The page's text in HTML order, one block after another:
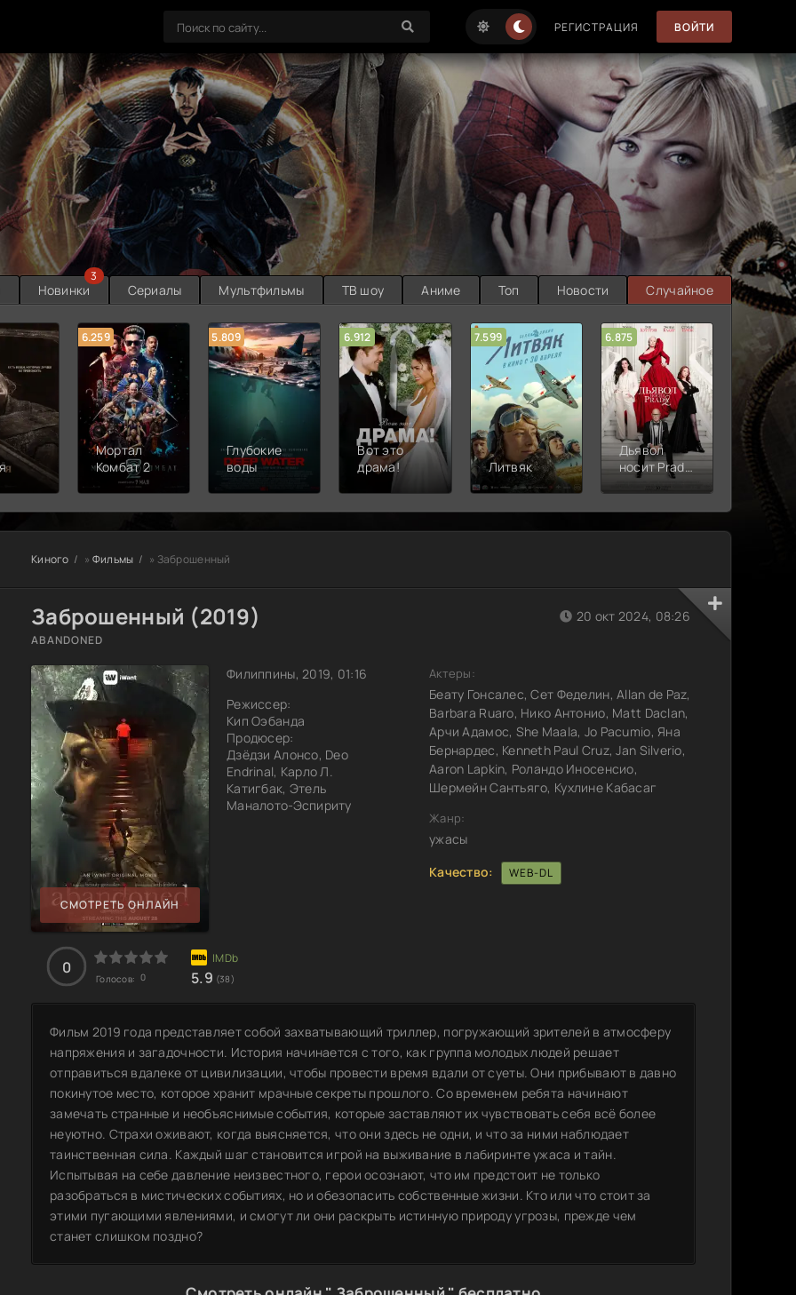
РЕГИСТРАЦИЯ ВОЙТИ
Новинки
3
Сериалы Мультфильмы ТВ шоу Аниме Топ Новости Случайное
6.259
Мортал
Комбат 2
5.809
Глубокие
воды
6.912
Вот это
драма!
7.599
Литвяк
6.875
Дьявол
носит Prada
2
6.314
Киного » Фильмы » Заброшенный
Заброшенный (2019)
ABANDONED
СМОТРЕТЬ ОНЛАЙН
Филиппины, 2019, 01:16
Режиссер:
Кип Оэбанда
Продюсер:
Дзёдзи Алонсо, Deo
Endrinal, Карло Л.
Катигбак, Этель
Маналото-Эспириту
20 окт 2024, 08:26
Актеры:
Беату Гонсалес, Сет Феделин, Allan de Paz,
Barbara Ruaro, Нико Антонио, Matt Daclan,
Арчи Адамос, She Maala, Jo Pacumio, Яна
Бернардес, Kenneth Paul Cruz, Jan Silverio,
Aaron Lapkin, Роландо Иносенсио,
Шермейн Сантьяго, Кухлине Кабасаг
Жанр:
ужасы
Качество:
WEB-DL
0
Голосов: 0 5.9 (38)
Фильм 2019 года представляет собой захватывающий триллер, погружающий зрителей в атмосферу
напряжения и загадочности. История начинается с того, как группа молодых людей решает
отправиться вдалеке от цивилизации, чтобы провести время вдали от суеты. Они прибывают в давно
покинутое место, которое хранит мрачные секреты прошлого. Со временем ребята начинают
замечать странные и необъяснимые события, которые заставляют их чувствовать себя всё более
неуютно. Страхи оживают, когда выясняется, что они здесь не одни, и что за ними наблюдает
таинственная сила. Каждый шаг становится игрой на выживание в лабиринте ужаса и тайн.
Испытывая на себе давление неизвестного, герои осознают, что им предстоит не только
разобраться в мистических событиях, но и обезопасить собственные жизни. Кто или что стоит за
этими пугающими явлениями, и смогут ли они раскрыть истинную природу угрозы, прежде чем
станет слишком поздно?